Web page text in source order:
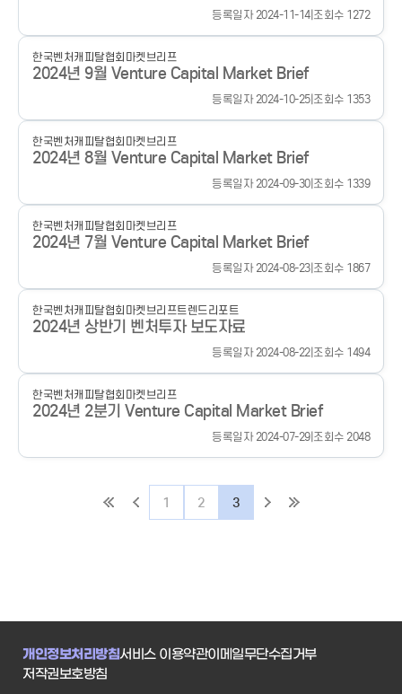
등록일자 2024-11-14| 조회수 1272
한국벤처캐피탈협회 마켓브리프
2024년 9월 Venture Capital Market Brief
등록일자 2024-10-25| 조회수 1353
한국벤처캐피탈협회 마켓브리프
2024년 8월 Venture Capital Market Brief
등록일자 2024-09-30| 조회수 1339
한국벤처캐피탈협회 마켓브리프
2024년 7월 Venture Capital Market Brief
등록일자 2024-08-23| 조회수 1867
한국벤처캐피탈협회 마켓브리프트렌드리포트
2024년 상반기 벤처투자 보도자료
등록일자 2024-08-22| 조회수 1494
한국벤처캐피탈협회 마켓브리프
2024년 2분기 Venture Capital Market Brief
등록일자 2024-07-29| 조회수 2048
1 2 3
개인정보처리방침서비스 이용약관이메일무단수집거부
저작권보호방침